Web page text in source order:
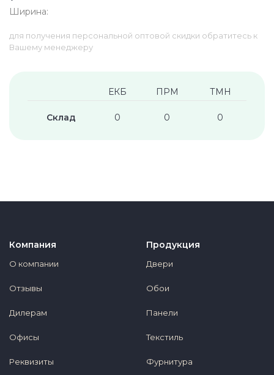
Ширина:
для получения персональной оптовой скидки обратитесь к
Вашему менеджеру
ЕКБ ПРМ ТМН
Склад 0 0 0
Компания
О компании
Отзывы
Дилерам
Офисы
Реквизиты
Продукция
Двери
Обои
Панели
Текстиль
Фурнитура